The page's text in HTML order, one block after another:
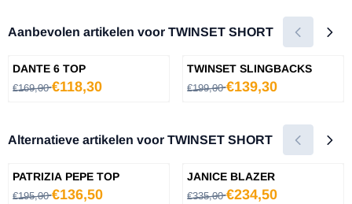
Aanbevolen artikelen voor TWINSET SHORT
DANTE 6 TOP
Van 169,00 voor 118,30
€169,00€118,30
TWINSET SLINGBACKS
Van 199,00 voor 139,30
€199,00€139,30
Alternatieve artikelen voor TWINSET SHORT
PATRIZIA PEPE TOP
Van 195,00 voor 136,50
€195,00€136,50
JANICE BLAZER
Van 335,00 voor 234,50
€335,00€234,50